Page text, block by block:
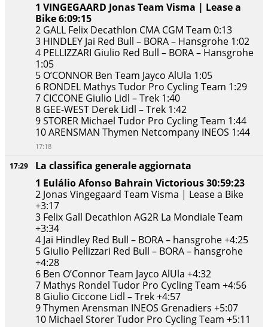
17:29
La classifica generale aggiornata
1 Eulálio Afonso Bahrain Victorious 30:59:23
2 Jonas Vingegaard Team Visma | Lease a Bike
+3:17
3 Felix Gall Decathlon AG2R La Mondiale Team
+3:34
4 Jai Hindley Red Bull – BORA – hansgrohe +4:25
5 Giulio Pellizzari Red Bull – BORA – hansgrohe
+4:28
6 Ben O’Connor Team Jayco AlUla +4:32
7 Mathys Rondel Tudor Pro Cycling Team +4:56
8 Giulio Ciccone Lidl – Trek +4:57
9 Thymen Arensman INEOS Grenadiers +5:07
10 Michael Storer Tudor Pro Cycling Team +5:11
1 VINGEGAARD Jonas Team Visma | Lease a
Bike 6:09:15
2 GALL Felix Decathlon CMA CGM Team 0:13
3 HINDLEY Jai Red Bull – BORA – Hansgrohe 1:02
4 PELLIZZARI Giulio Red Bull – BORA – Hansgrohe
1:05
5 O’CONNOR Ben Team Jayco AlUla 1:05
6 RONDEL Mathys Tudor Pro Cycling Team 1:29
7 CICCONE Giulio Lidl – Trek 1:40
8 GEE-WEST Derek Lidl – Trek 1:42
9 STORER Michael Tudor Pro Cycling Team 1:44
10 ARENSMAN Thymen Netcompany INEOS 1:44
17:18